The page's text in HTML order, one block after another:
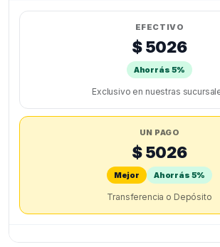
EFECTIVO
$ 5026
Ahorrás 5%
Exclusivo en nuestras
UN PAGO
$ 5026
Mejor Ahorrás 5%
Transferencia o Depósito